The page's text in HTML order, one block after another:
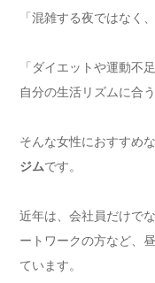
「混雑する夜ではなく
「ダイエットや運動不
自分の生活リズムに合
そんな女性におすすめな
ジムです。
近年は、会社員だけで
ートワークの方など、
ています。